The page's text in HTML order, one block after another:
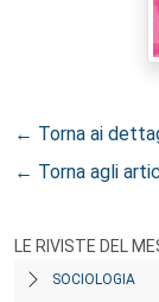
← Torna ai
← Torna agli
LE RIVISTE DEL
SOCIOLOGIA